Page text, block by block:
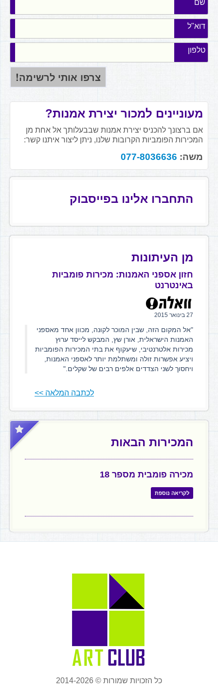
שם
דוא"ל
טלפון
מעוניינים למכור יצירת אמנות?
אם ברצונך להכניס יצירת אמנות שבבעלותך אל אחת מן
המכירות הפומביות הקרובות שלנו, ניתן ליצור איתנו קשר:
משה: 077-8036636
התחברו אלינו בפייסבוק
מן העיתונות
חזון אספני האמנות: מכירות פומביות
באינטרנט
27 בינואר 2015
"אל המקום הזה, שבין המוכר לקונה, מכוון אחד מאספני
האמנות הישראלית, אורן שץ, המבקש לייסד ערוץ
מכירות אלטרנטיבי, שיעקוף את בתי המכירות הפומביות
ויציע אפשרות זולה ומשתלמת יותר לאספני האמנות,
ויחסוך לשני הצדדים אלפים רבים של שקלים."
לכתבה המלאה >>
המכירות הבאות
מכירה פומבית מספר 18
לקריאה נוספת
כל הזכויות שמורות © 2014-2026